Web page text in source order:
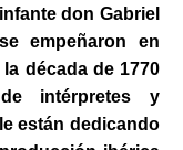
don Gabriel
empeñaron en
década de 1770
intérpretes y
están dedicando